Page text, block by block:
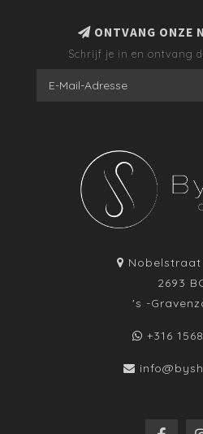
ONTVANG ONZE
Schrijf je in en ontvang
Nobelstraat
2693
's -
+316